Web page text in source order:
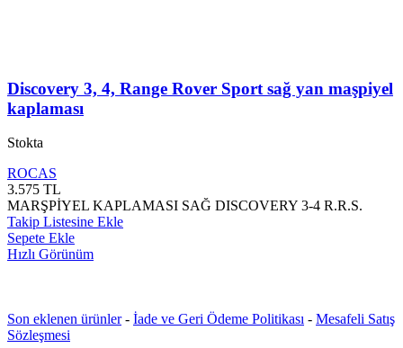
Discovery 3, 4, Range Rover Sport sağ yan maşpiyel
kaplaması
Stokta
ROCAS
3.575 TL
MARŞPİYEL KAPLAMASI SAĞ DISCOVERY 3-4 R.R.S.
Takip Listesine Ekle
Sepete Ekle
Hızlı Görünüm
Son eklenen ürünler- İade ve Geri Ödeme Politikası - Mesafeli Satış
Sözleşmesi